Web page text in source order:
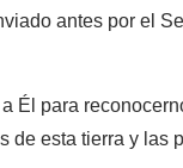
antes por el
Él para
esta tierra y las